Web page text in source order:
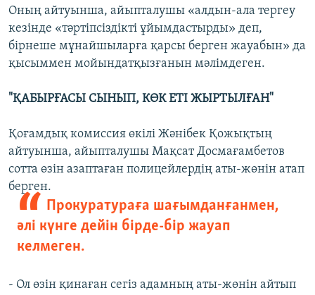
Оның айтуынша, айыпталушы «алдын-ала тергеу
кезінде «тәртіпсіздікті ұйымдастырды» деп,
бірнеше мұнайшыларға қарсы берген жауабын» да
қысыммен мойындатқызғанын мәлімдеген.
"ҚАБЫРҒАСЫ СЫНЫП, КӨК ЕТІ ЖЫРТЫЛҒАН"
Қоғамдық комиссия өкілі Жәнібек Қожықтың
айтуынша, айыпталушы Мақсат Досмағамбетов
сотта өзін азаптаған полицейлердің аты-жөнін атап
берген.
Прокуратураға шағымданғанмен,
әлі күнге дейін бірде-бір жауап
келмеген.
- Ол өзін қинаған сегіз адамның аты-жөнін айтып